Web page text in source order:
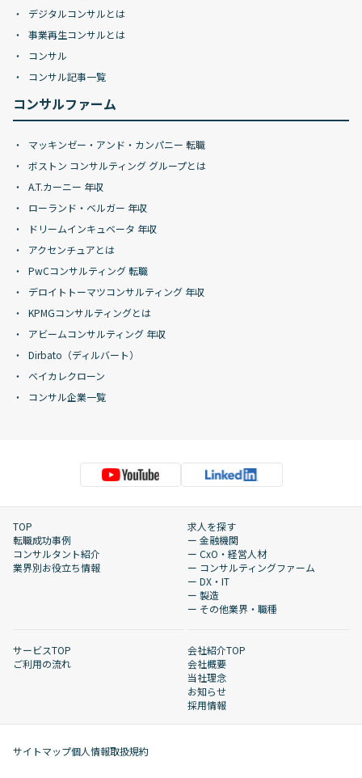
デジタルコンサルとは
事業再生コンサルとは
コンサル
コンサル記事一覧
コンサルファーム
マッキンゼー・アンド・カンパニー 転職
ボストン コンサルティング グループとは
A.T.カーニー 年収
ローランド・ベルガー 年収
ドリームインキュベータ 年収
アクセンチュアとは
PwCコンサルティング 転職
デロイトトーマツコンサルティング 年収
KPMGコンサルティングとは
アビームコンサルティング 年収
Dirbato（ディルバート）
ベイカレクローン
コンサル企業一覧
TOP
転職成功事例
コンサルタント紹介
業界別お役立ち情報
求人を探す
ー 金融機関
ー CxO・経営人材
ー コンサルティングファーム
ー DX・IT
ー 製造
ー その他業界・職種
サービスTOP
ご利用の流れ
会社紹介TOP
会社概要
当社理念
お知らせ
採用情報
サイトマップ個人情報取扱規約